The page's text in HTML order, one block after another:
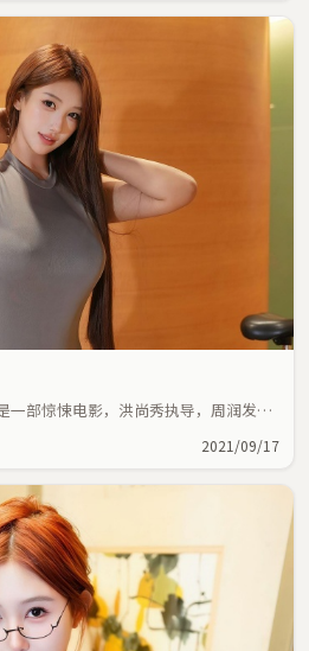
一部惊悚电影，洪尚秀执导，周润发、
2021/09/17